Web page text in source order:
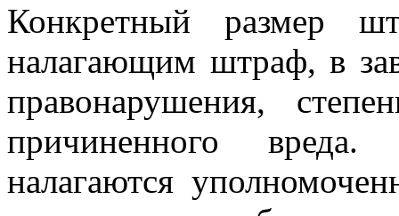
Конкретный размер
налагающим штраф, в
правонарушения,
причиненного
налагаются